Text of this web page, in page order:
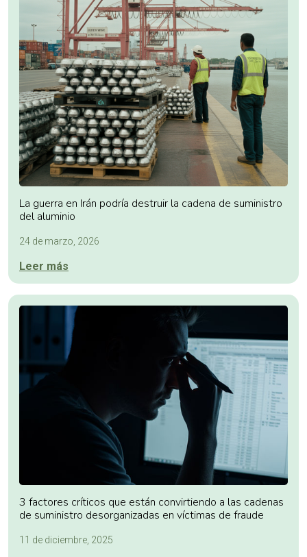
La guerra en Irán podría destruir la cadena de suministro
del aluminio
24 de marzo, 2026
Leer más
3 factores críticos que están convirtiendo a las cadenas
de suministro desorganizadas en víctimas de fraude
11 de diciembre, 2025